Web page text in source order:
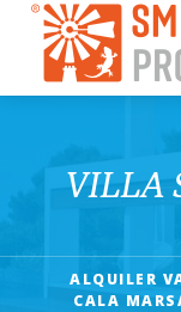
VILLA
ALQUILER
CALA